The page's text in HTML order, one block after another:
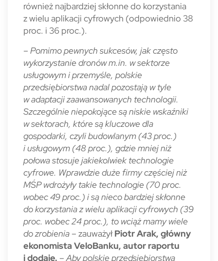
również najbardziej skłonne do korzystania
z wielu aplikacji cyfrowych (odpowiednio 38
proc. i 36 proc.).
– Pomimo pewnych sukcesów, jak często
wykorzystanie dronów m.in. w sektorze
usługowym i przemyśle, polskie
przedsiębiorstwa nadal pozostają w tyle
w adaptacji zaawansowanych technologii.
Szczególnie niepokojące są niskie wskaźniki
w sektorach, które są kluczowe dla
gospodarki, czyli budowlanym (43 proc.)
i usługowym (48 proc.), gdzie mniej niż
połowa stosuje jakiekolwiek technologie
cyfrowe. Wprawdzie duże firmy częściej niż
MŚP wdrożyły takie technologie (70 proc.
wobec 49 proc.) i są nieco bardziej skłonne
do korzystania z wielu aplikacji cyfrowych (39
proc. wobec 24 proc.), to wciąż mamy wiele
do zrobienia – zauważyłPiotr Arak, główny
ekonomista VeloBanku, autor raportu
i dodaje. –Aby polskie przedsiębiorstwa